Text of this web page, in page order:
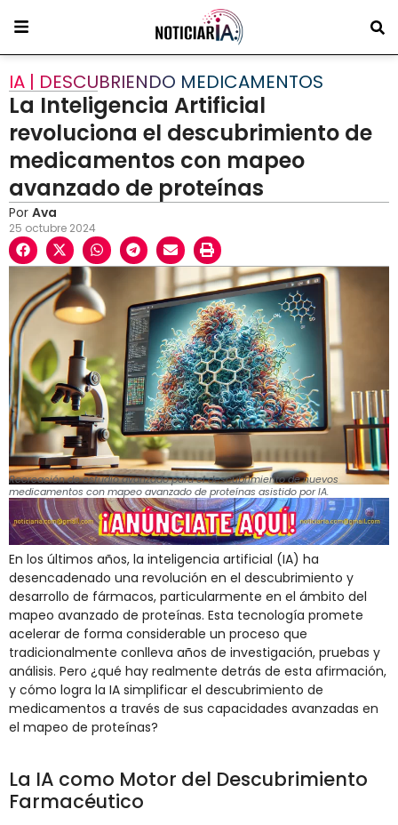
IA | DESCUBRIENDO MEDICAMENTOS
La Inteligencia Artificial
revoluciona el descubrimiento de
medicamentos con mapeo
avanzado de proteínas
Por Ava
25 octubre 2024
Recreación de estudio avanzado para el descubrimiento de nuevos
medicamentos con mapeo avanzado de proteínas asistido por IA.
En los últimos años, la inteligencia artificial (IA) ha
desencadenado una revolución en el descubrimiento y
desarrollo de fármacos, particularmente en el ámbito del
mapeo avanzado de proteínas. Esta tecnología promete
acelerar de forma considerable un proceso que
tradicionalmente conlleva años de investigación, pruebas y
análisis. Pero ¿qué hay realmente detrás de esta afirmación,
y cómo logra la IA simplificar el descubrimiento de
medicamentos a través de sus capacidades avanzadas en
el mapeo de proteínas?
La IA como Motor del Descubrimiento
Farmacéutico